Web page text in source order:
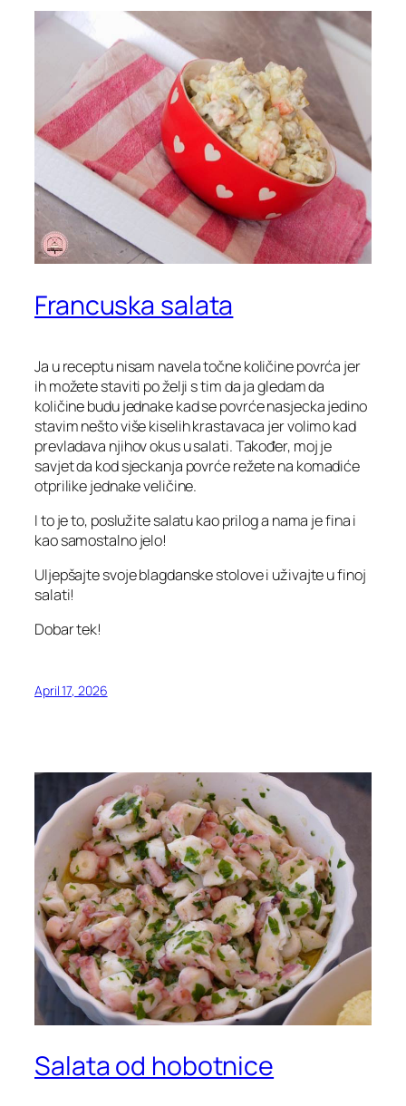
Francuska salata
Ja u receptu nisam navela točne količine povrća jer
ih možete staviti po želji s tim da ja gledam da
količine budu jednake kad se povrće nasjecka jedino
stavim nešto više kiselih krastavaca jer volimo kad
prevladava njihov okus u salati. Također, moj je
savjet da kod sjeckanja povrće režete na komadiće
otprilike jednake veličine.
I to je to, poslužite salatu kao prilog a nama je fina i
kao samostalno jelo!
Uljepšajte svoje blagdanske stolove i uživajte u finoj
salati!
Dobar tek!
April 17, 2026
Salata od hobotnice